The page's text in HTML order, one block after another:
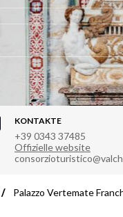
KONTAKTE
+39 0343 37485
Offizielle website
Palazzo Vertemate